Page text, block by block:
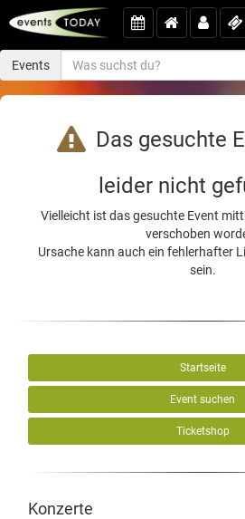
Events
Das gesuchte
leider nicht
Vielleicht ist das gesuchte Event
verschoben
Ursache kann auch ein fehlerhafter
sein.
Startseite
Event suchen
Ticketshop
Konzerte